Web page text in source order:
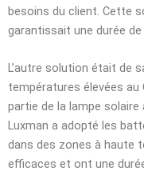
besoins du client. Cette
garantissait une durée
L’autre solution était de
températures élevées au
partie de la lampe
Luxman a adopté les
dans des zones à haute
efficaces et ont une